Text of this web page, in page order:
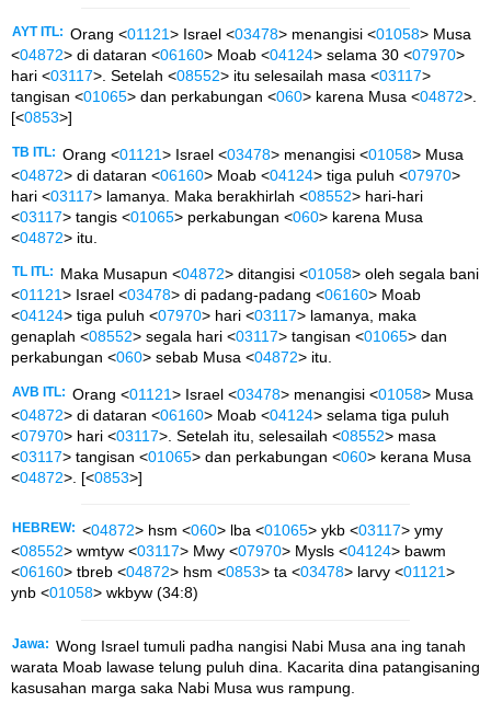
AYT ITL: Orang <01121> Israel <03478> menangisi <01058> Musa
<04872> di dataran <06160> Moab <04124> selama 30 <07970>
hari <03117>. Setelah <08552> itu selesailah masa <03117>
tangisan <01065> dan perkabungan <060> karena Musa <04872>.
[<0853>]
TB ITL: Orang <01121> Israel <03478> menangisi <01058> Musa
<04872> di dataran <06160> Moab <04124> tiga puluh <07970>
hari <03117> lamanya. Maka berakhirlah <08552> hari-hari
<03117> tangis <01065> perkabungan <060> karena Musa
<04872> itu.
TL ITL: Maka Musapun <04872> ditangisi <01058> oleh segala bani
<01121> Israel <03478> di padang-padang <06160> Moab
<04124> tiga puluh <07970> hari <03117> lamanya, maka
genaplah <08552> segala hari <03117> tangisan <01065> dan
perkabungan <060> sebab Musa <04872> itu.
AVB ITL: Orang <01121> Israel <03478> menangisi <01058> Musa
<04872> di dataran <06160> Moab <04124> selama tiga puluh
<07970> hari <03117>. Setelah itu, selesailah <08552> masa
<03117> tangisan <01065> dan perkabungan <060> kerana Musa
<04872>. [<0853>]
HEBREW: <04872> hsm <060> lba <01065> ykb <03117> ymy
<08552> wmtyw <03117> Mwy <07970> Mysls <04124> bawm
<06160> tbreb <04872> hsm <0853> ta <03478> larvy <01121>
ynb <01058> wkbyw (34:8)
Jawa: Wong Israel tumuli padha nangisi Nabi Musa ana ing tanah
warata Moab lawase telung puluh dina. Kacarita dina patangisaning
kasusahan marga saka Nabi Musa wus rampung.